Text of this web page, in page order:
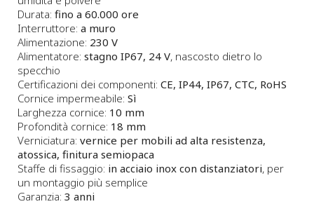
Durata: fino a 60.000 ore
Interruttore: a muro
Alimentazione: 230 V
Alimentatore: stagno IP67, 24 V, nascosto dietro lo
specchio
Certificazioni dei componenti: CE, IP44, IP67, CTC, RoHS
Cornice impermeabile: Sì
Larghezza cornice: 10 mm
Profondità cornice: 18 mm
Verniciatura: vernice per mobili ad alta resistenza,
atossica, finitura semiopaca
Staffe di fissaggio: in acciaio inox con distanziatori, per
un montaggio più semplice
Garanzia: 3 anni